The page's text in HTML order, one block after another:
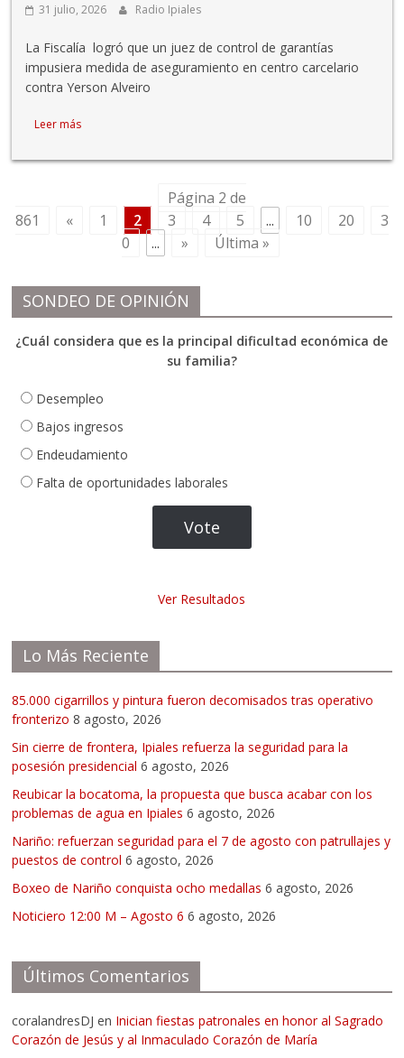
31 julio, 2026 Radio Ipiales
La Fiscalía logró que un juez de control de garantías
impusiera medida de aseguramiento en centro carcelario
contra Yerson Alveiro
Leer más
Página 2 de
861
« 1 2 3 4 5 ... 10 20
3
0
... » Última »
SONDEO DE OPINIÓN
¿Cuál considera que es la principal dificultad económica de
su familia?
Desempleo
Bajos ingresos
Endeudamiento
Falta de oportunidades laborales
Ver Resultados
Lo Más Reciente
85.000 cigarrillos y pintura fueron decomisados tras operativo
fronterizo 8 agosto, 2026
Sin cierre de frontera, Ipiales refuerza la seguridad para la
posesión presidencial 6 agosto, 2026
Reubicar la bocatoma, la propuesta que busca acabar con los
problemas de agua en Ipiales 6 agosto, 2026
Nariño: refuerzan seguridad para el 7 de agosto con patrullajes y
puestos de control 6 agosto, 2026
Boxeo de Nariño conquista ocho medallas 6 agosto, 2026
Noticiero 12:00 M – Agosto 6 6 agosto, 2026
Últimos Comentarios
coralandresDJ en Inician fiestas patronales en honor al Sagrado
Corazón de Jesús y al Inmaculado Corazón de María